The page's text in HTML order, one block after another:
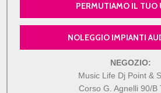
PERMUTIAMO IL TUO
NOLEGGIO IMPIANTI
NEGOZIO:
Music Life Dj Point &
Corso G. Agnelli 90/B